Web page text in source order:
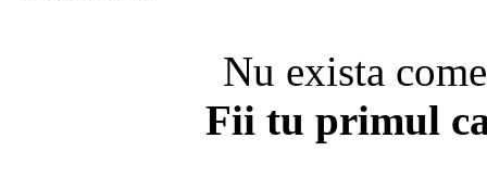
Nu exista
Fii tu primul